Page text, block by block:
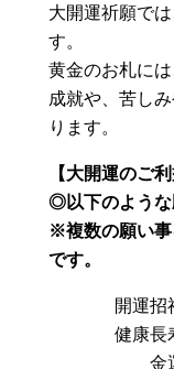
大開運祈願で
す。
黄金のお札に
成就や、苦し
ります。
【大開運のご利
◎以下のような
※複数の願い事
です。
開運
健康